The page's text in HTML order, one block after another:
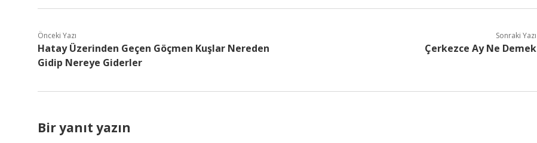
Önceki Yazı
Hatay Üzerinden Geçen Göçmen Kuşlar Nereden
Gidip Nereye Giderler
Sonraki Yazı
Çerkezce Ay Ne Demek
Bir yanıt yazın